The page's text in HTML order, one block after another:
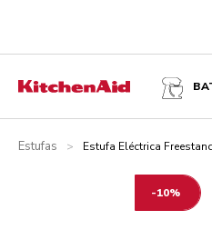
Estufas > Estufa Eléctrica
ESTUFA ELÉCTRICA
-10%